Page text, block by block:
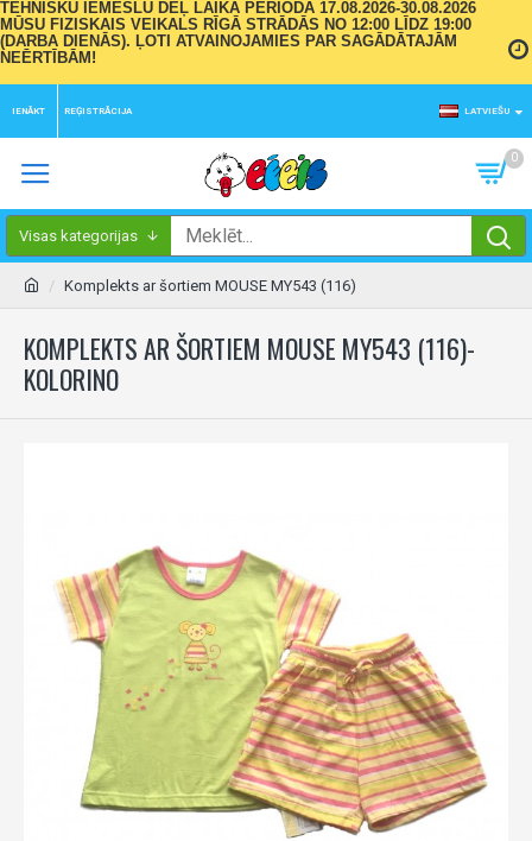
TEHNISKU IEMESLU DĒĻ LAIKA PERIODĀ 17.08.2026-30.08.2026
MŪSU FIZISKAIS VEIKALS RĪGĀ STRĀDĀS NO 12:00 LĪDZ 19:00
(DARBA DIENĀS). ĻOTI ATVAINOJAMIES PAR SAGĀDĀTAJĀM
NEĒRTĪBĀM!
IENĀKT REĢISTRĀCIJA LATVIEŠU
0
Visas kategorijas
Komplekts ar šortiem MOUSE MY543 (116)
KOMPLEKTS AR ŠORTIEM MOUSE MY543 (116)-
KOLORINO